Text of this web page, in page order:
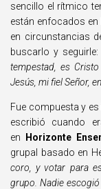
sencillo el rítmico
están enfocados
en circunstancias
buscarlo y seguirle:
tempestad, es
Jesús, mi fiel Señor,
Fue compuesta y
escribió cuando
en
Horizonte
grupal basado en
coro, y votar para
grupo. Nadie